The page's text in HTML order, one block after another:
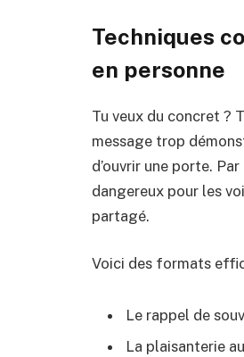
Techniques
en personne
Tu veux du concret ?
message trop
d’ouvrir une porte.
dangereux pour les
partagé.
Voici des formats
Le rappel de
La plaisanterie